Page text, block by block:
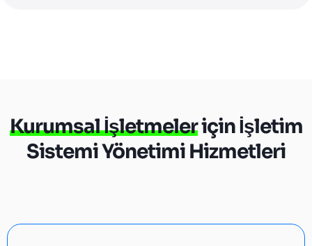
Kurumsal İşletmeleriçin İşletim
Sistemi Yönetimi Hizmetleri